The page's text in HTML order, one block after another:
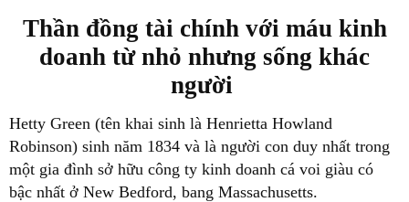
Thần đồng tài chính với máu kinh
doanh từ nhỏ nhưng sống khác
người
Hetty Green (tên khai sinh là Henrietta Howland
Robinson) sinh năm 1834 và là người con duy nhất trong
một gia đình sở hữu công ty kinh doanh cá voi giàu có
bậc nhất ở New Bedford, bang Massachusetts.